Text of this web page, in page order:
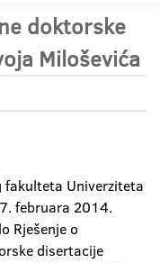
doktorske
Miloševića
fakulteta Univerziteta
februara 2014.
Rješenje o
disertacije